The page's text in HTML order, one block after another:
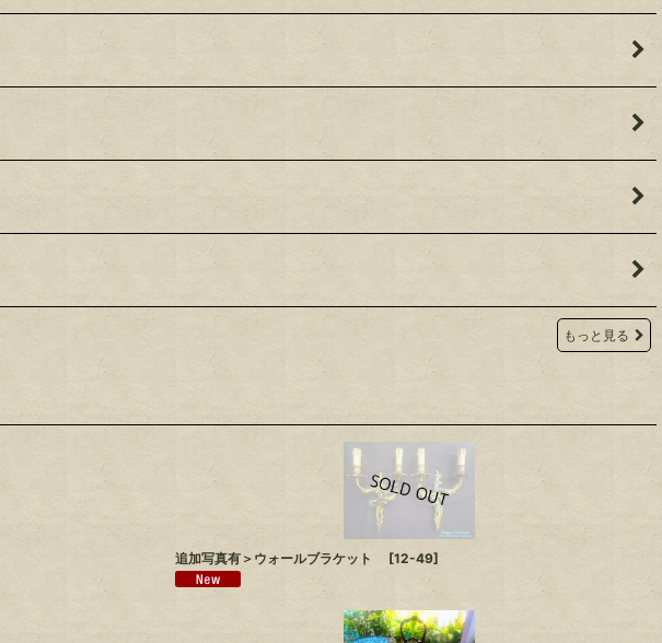
もっと見る
追加写真有＞ウォールブラケット
[12-49]